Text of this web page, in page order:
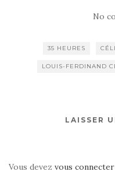
No
35 HEURES
LOUIS-FERDINAND
LAISSER
Vous devez vous connecter